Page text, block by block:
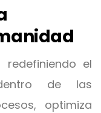
redefiniendo el
de las
optimiza